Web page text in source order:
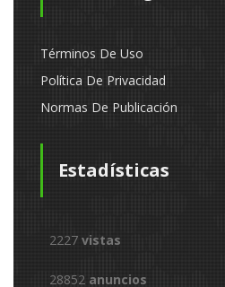
Términos De Uso
Política De Privacidad
Normas De Publicación
Estadísticas
2227 vistas
28852 anuncios